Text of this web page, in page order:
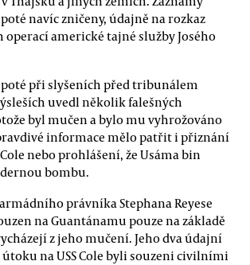
navíc zničeny, údajně na rozkaz
americké tajné služby Josého
poté při slyšeních před tribunálem
uvedl několik falešných
byl mučen a bylo mu vyhrožováno
informace mělo patřit i přiznání
nebo prohlášení, že Usáma bin
bombu.
právníka Stephana Reyese
na Guantánamu pouze na základě
z jeho mučení. Jeho dva údajní
na USS Cole byli souzeni civilními